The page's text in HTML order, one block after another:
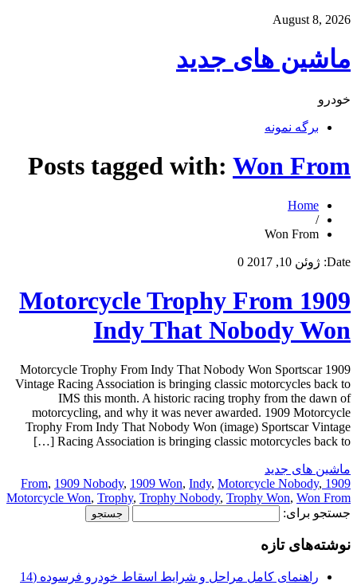
August 8, 2026
ماشین های جدید
خودرو
برگه نمونه
Posts tagged with: Won From
Home
/
Won From
Date: ژوئن 10, 2017 0
1909 Motorcycle Trophy From
Indy That Nobody Won
1909 Motorcycle Trophy From Indy That Nobody Won Sportscar
Vintage Racing Association is bringing classic motorcycles back to
IMS this month. A historic racing trophy from the dawn of
motorcycling, and why it was never awarded. 1909 Motorcycle
Trophy From Indy That Nobody Won (image) Sportscar Vintage
Racing Association is bringing classic motorcycles back to […]
ماشین های جدید
1909 From
, 1909 Nobody, 1909 Won, Indy, Motorcycle Nobody,
Motorcycle Won, Trophy, Trophy Nobody, Trophy Won, Won From
جستجو برای:
نوشته‌های تازه
راهنمای کامل مراحل و شرایط اسقاط خودرو فرسوده (14